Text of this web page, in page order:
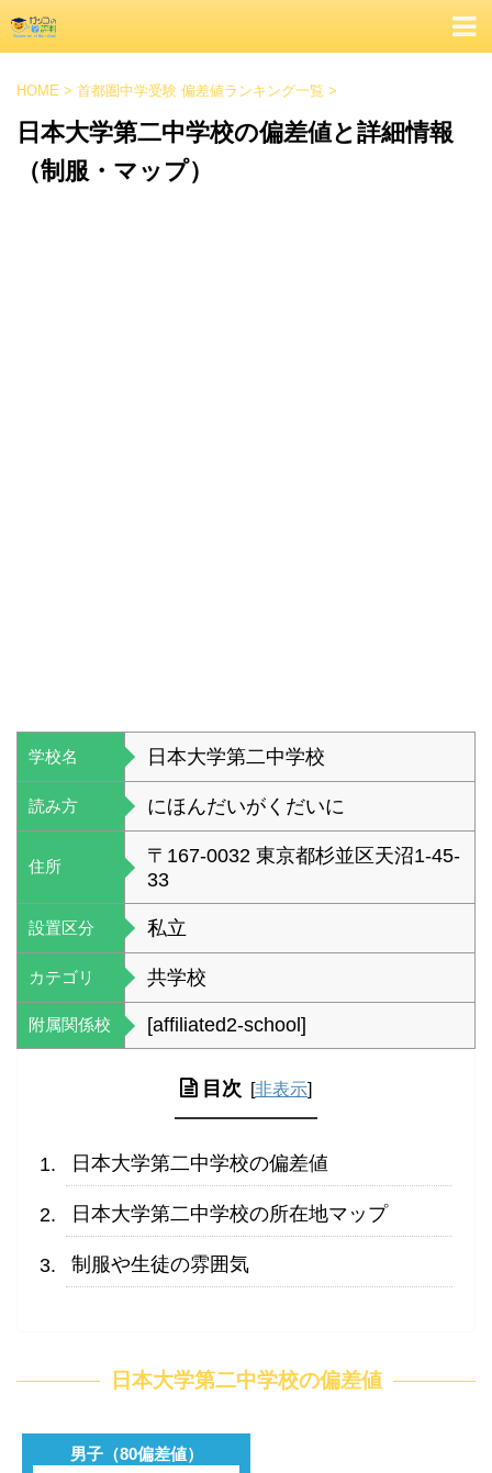
HOME > 首都圏中学受験 偏差値ランキング一覧 >
日本大学第二中学校の偏差値と詳細情報
（制服・マップ）
学校名 日本大学第二中学校
読み方 にほんだいがくだいに
住所
〒167-0032 東京都杉並区天沼1-45-
33
設置区分 私立
カテゴリ 共学校
附属関係校 [affiliated2-school]
目次 [非表示]
日本大学第二中学校の偏差値
日本大学第二中学校の所在地マップ
制服や生徒の雰囲気
日本大学第二中学校の偏差値
男子（80偏差値）